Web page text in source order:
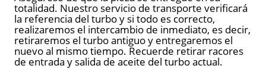
totalidad. Nuestro servicio de transporte verificará
la referencia del turbo y si todo es correcto,
realizaremos el intercambio de inmediato, es decir,
retiraremos el turbo antiguo y entregaremos el
nuevo al mismo tiempo. Recuerde retirar racores
de entrada y salida de aceite del turbo actual.